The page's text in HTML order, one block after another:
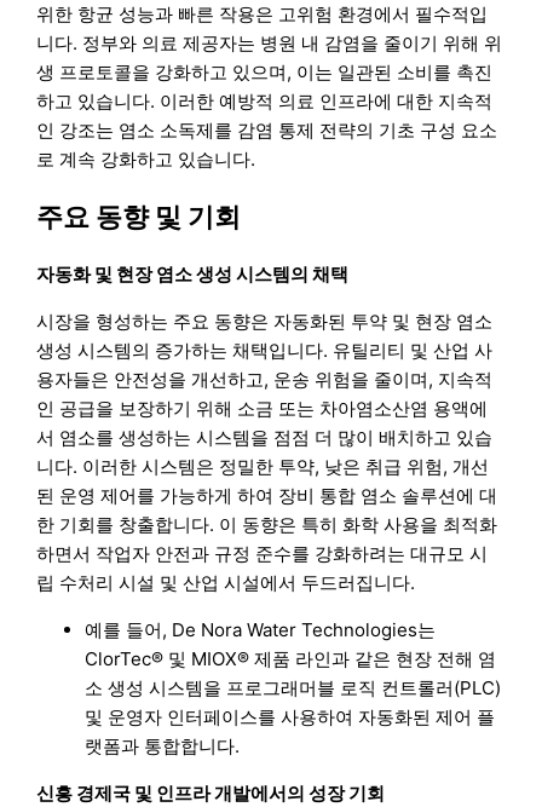
위한 항균 성능과 빠른 작용은 고위험 환경에서 필수적입
니다. 정부와 의료 제공자는 병원 내 감염을 줄이기 위해 위
생 프로토콜을 강화하고 있으며, 이는 일관된 소비를 촉진
하고 있습니다. 이러한 예방적 의료 인프라에 대한 지속적
인 강조는 염소 소독제를 감염 통제 전략의 기초 구성 요소
로 계속 강화하고 있습니다.
주요 동향 및 기회
자동화 및 현장 염소 생성 시스템의 채택
시장을 형성하는 주요 동향은 자동화된 투약 및 현장 염소
생성 시스템의 증가하는 채택입니다. 유틸리티 및 산업 사
용자들은 안전성을 개선하고, 운송 위험을 줄이며, 지속적
인 공급을 보장하기 위해 소금 또는 차아염소산염 용액에
서 염소를 생성하는 시스템을 점점 더 많이 배치하고 있습
니다. 이러한 시스템은 정밀한 투약, 낮은 취급 위험, 개선
된 운영 제어를 가능하게 하여 장비 통합 염소 솔루션에 대
한 기회를 창출합니다. 이 동향은 특히 화학 사용을 최적화
하면서 작업자 안전과 규정 준수를 강화하려는 대규모 시
립 수처리 시설 및 산업 시설에서 두드러집니다.
예를 들어, De Nora Water Technologies는
ClorTec® 및 MIOX® 제품 라인과 같은 현장 전해 염
소 생성 시스템을 프로그래머블 로직 컨트롤러(PLC)
및 운영자 인터페이스를 사용하여 자동화된 제어 플
랫폼과 통합합니다.
신흥 경제국 및 인프라 개발에서의 성장 기회